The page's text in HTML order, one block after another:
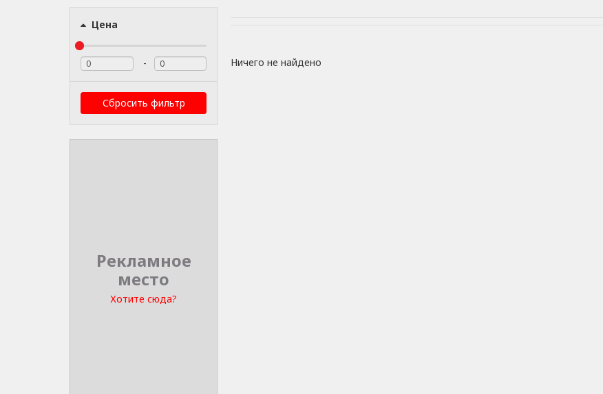
Цена
-
Сбросить фильтр
Рекламное
место
Хотите сюда?
Ничего не найдено